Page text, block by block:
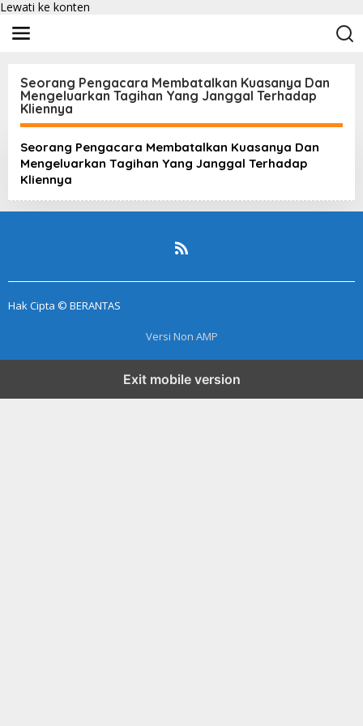
Lewati ke konten
Seorang Pengacara Membatalkan Kuasanya Dan
Mengeluarkan Tagihan Yang Janggal Terhadap
Kliennya
Seorang Pengacara Membatalkan Kuasanya Dan
Mengeluarkan Tagihan Yang Janggal Terhadap
Kliennya
Hak Cipta © BERANTAS
Versi Non AMP
Exit mobile version